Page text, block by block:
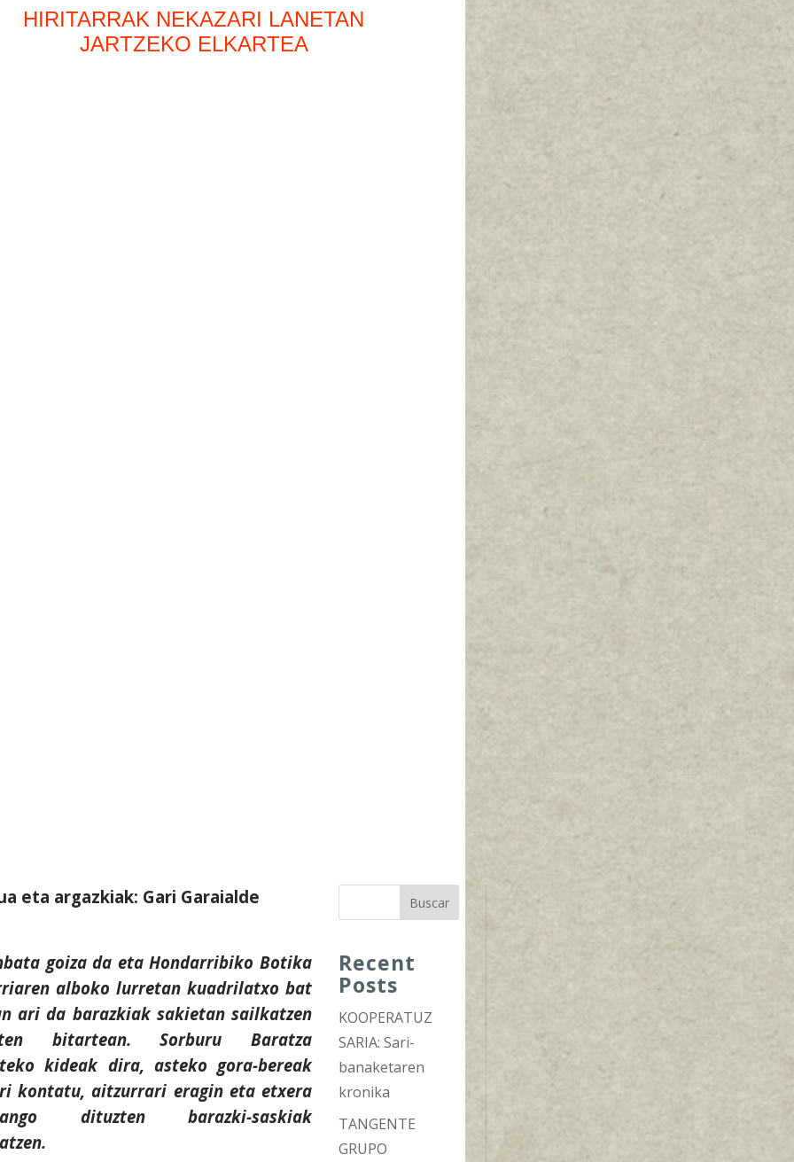
HIRITARRAK NEKAZARI LANETAN
JARTZEKO ELKARTEA
eta argazkiak: Gari Garaialde
goiza da eta Hondarribiko Botika
alboko lurretan kuadrilatxo bat
ari da barazkiak sakietan sailkatzen
bitartean. Sorburu Baratza
kideak dira, asteko gora-bereak
kontatu, aitzurrari eragin eta etxera
dituzten barazki-saskiak
Buscar
Recent
Posts
KOOPERATUZ
SARIA: Sari-
banaketaren
kronika
TANGENTE
GRUPO